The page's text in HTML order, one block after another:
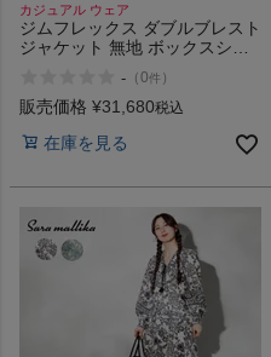
カジュアル ウェア
ジムフレックス ダブルブレスト
ジャケット 無地 ボックスシル
り きれいめ ポケット ミニマル
トラッド ダブル ベーシック
- （0件 ）
販売価格 ¥31,680税込
在庫を見る